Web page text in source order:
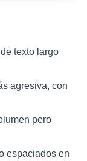
texto largo
agresiva, con
pero
espaciados en